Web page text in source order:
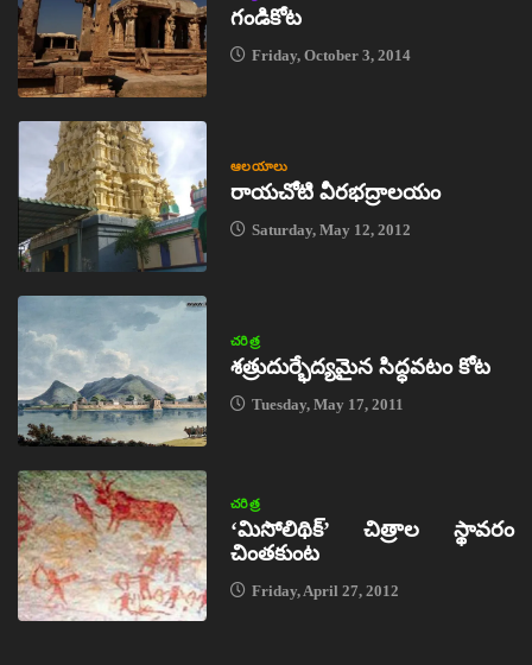
గండికోట
Friday, October 3, 2014
ఆలయాలు
రాయచోటి వీరభద్రాలయం
Saturday, May 12, 2012
చరిత్ర
శత్రుదుర్భేద్యమైన సిద్ధవటం కోట
Tuesday, May 17, 2011
చరిత్ర
‘మిసోలిథిక్‌’ చిత్రాల స్థావరం
చింతకుంట
Friday, April 27, 2012